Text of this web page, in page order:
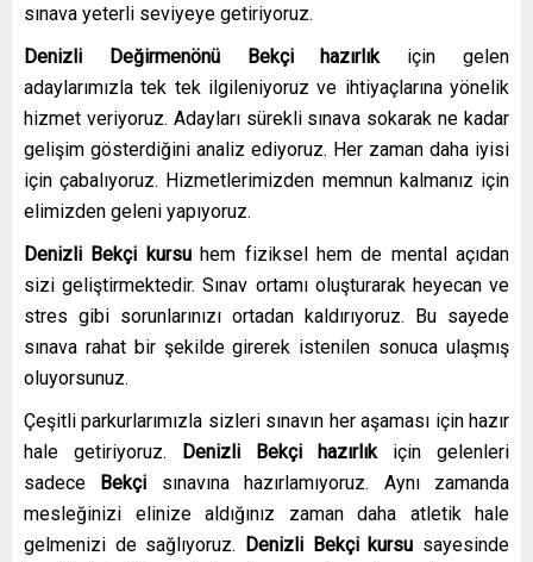
sınava yeterli seviyeye getiriyoruz.
Denizli Değirmenönü Bekçi hazırlık için gelen
adaylarımızla tek tek ilgileniyoruz ve ihtiyaçlarına yönelik
hizmet veriyoruz. Adayları sürekli sınava sokarak ne kadar
gelişim gösterdiğini analiz ediyoruz. Her zaman daha iyisi
için çabalıyoruz. Hizmetlerimizden memnun kalmanız için
elimizden geleni yapıyoruz.
Denizli Bekçi kursuhem fiziksel hem de mental açıdan
sizi geliştirmektedir. Sınav ortamı oluşturarak heyecan ve
stres gibi sorunlarınızı ortadan kaldırıyoruz. Bu sayede
sınava rahat bir şekilde girerek istenilen sonuca ulaşmış
oluyorsunuz.
Çeşitli parkurlarımızla sizleri sınavın her aşaması için hazır
hale getiriyoruz. Denizli Bekçi hazırlık için gelenleri
sadece Bekçi sınavına hazırlamıyoruz. Aynı zamanda
mesleğinizi elinize aldığınız zaman daha atletik hale
gelmenizi de sağlıyoruz. Denizli Bekçi kursu sayesinde